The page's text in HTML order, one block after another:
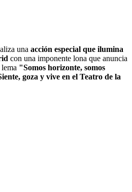
una acción especial que ilumina
con una imponente lona que anuncia
"Somos horizonte, somos
goza y vive en el Teatro de la